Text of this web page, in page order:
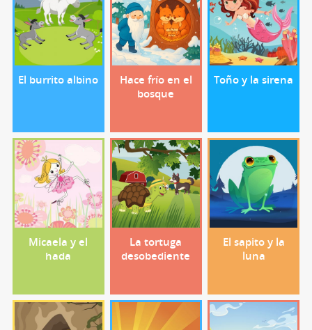
El burrito albino
Hace frío en el
bosque
Toño y la sirena
Micaela y el
hada
La tortuga
desobediente
El sapito y la
luna